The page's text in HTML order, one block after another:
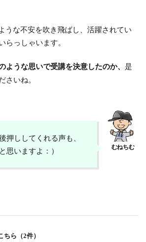
うな不安を吹き飛ばし、活躍されてい
らっしゃいます。
ような思いで受講を決意したのか、 是
さいね。
押ししてくれる声も、
思いますよ：）
ら（2件）